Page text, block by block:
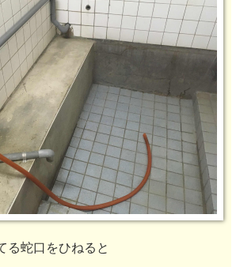
る蛇口をひねると